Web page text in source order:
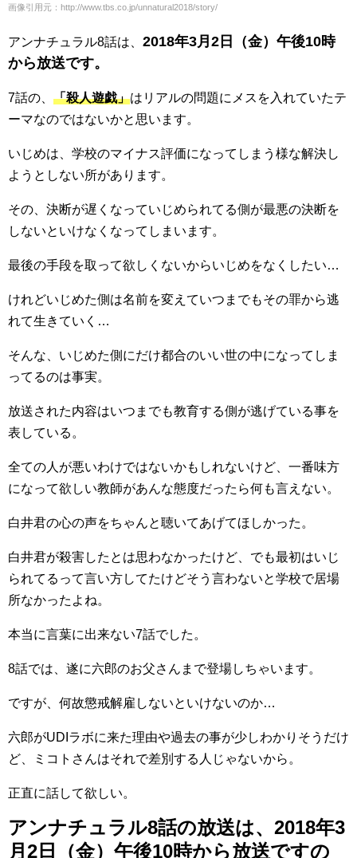
画像引用元：http://www.tbs.co.jp/unnatural2018/story/
アンナチュラル8話は、 2018年3月2日（金）午後10時
から放送です。
7話の、 「殺人遊戯」はリアルの問題にメスを入れていたテ
ーマなのではないかと思います。
いじめは、学校のマイナス評価になってしまう様な解決し
ようとしない所があります。
その、決断が遅くなっていじめられてる側が最悪の決断を
しないといけなくなってしまいます。
最後の手段を取って欲しくないからいじめをなくしたい…
けれどいじめた側は名前を変えていつまでもその罪から逃
れて生きていく…
そんな、いじめた側にだけ都合のいい世の中になってしま
ってるのは事実。
放送された内容はいつまでも教育する側が逃げている事を
表している。
全ての人が悪いわけではないかもしれないけど、一番味方
になって欲しい教師があんな態度だったら何も言えない。
白井君の心の声をちゃんと聴いてあげてほしかった。
白井君が殺害したとは思わなかったけど、でも最初はいじ
られてるって言い方してたけどそう言わないと学校で居場
所なかったよね。
本当に言葉に出来ない7話でした。
8話では、遂に六郎のお父さんまで登場しちゃいます。
ですが、何故懲戒解雇しないといけないのか…
六郎がUDIラボに来た理由や過去の事が少しわかりそうだけ
ど、ミコトさんはそれで差別する人じゃないから。
正直に話して欲しい。
アンナチュラル8話の放送は、2018年3
月2日（金）午後10時から放送ですの